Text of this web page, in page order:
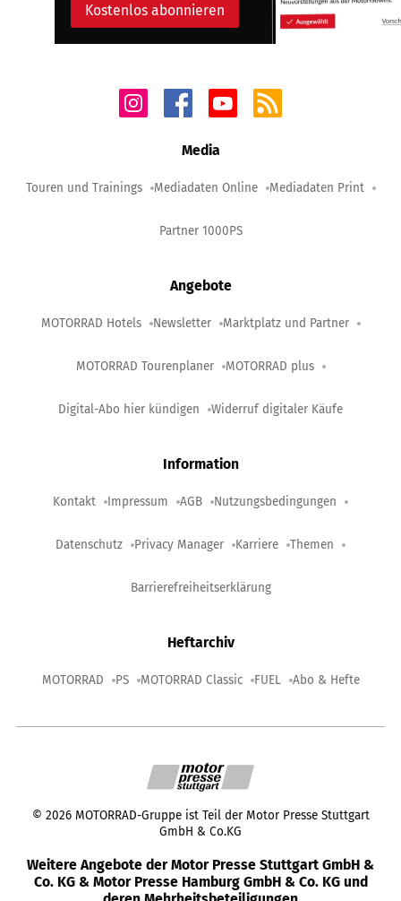
Kostenlos abonnieren
Media
Touren und Trainings Mediadaten Online Mediadaten Print
Partner 1000PS
Angebote
MOTORRAD Hotels Newsletter Marktplatz und Partner
MOTORRAD Tourenplaner MOTORRAD plus
Digital-Abo hier kündigen Widerruf digitaler Käufe
Information
Kontakt Impressum AGB Nutzungsbedingungen
Datenschutz Privacy Manager Karriere Themen
Barrierefreiheitserklärung
Heftarchiv
MOTORRAD PS MOTORRAD Classic FUEL Abo & Hefte
© 2026 MOTORRAD-Gruppe ist Teil der Motor Presse Stuttgart
GmbH & Co.KG
Weitere Angebote der Motor Presse Stuttgart GmbH &
Co. KG & Motor Presse Hamburg GmbH & Co. KG und